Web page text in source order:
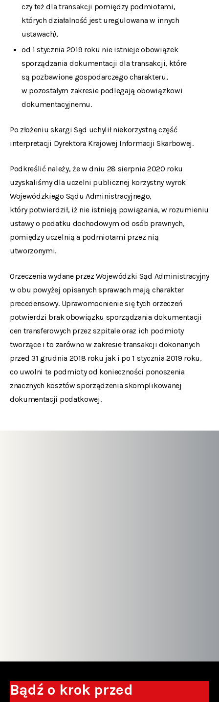
czy też dla transakcji pomiędzy podmiotami,
których działalność jest uregulowana w innych
ustawach),
od 1 stycznia 2019 roku nie istnieje obowiązek
sporządzania dokumentacji dla transakcji, które
są pozbawione gospodarczego charakteru,
w pozostałym zakresie podlegają obowiązkowi
dokumentacyjnemu.
Po złożeniu skargi Sąd uchylił niekorzystną część
interpretacji Dyrektora Krajowej Informacji Skarbowej.
Podkreślić należy, że w dniu 28 sierpnia 2020 roku
uzyskaliśmy dla uczelni publicznej korzystny wyrok
Wojewódzkiego Sądu Administracyjnego,
który potwierdził, iż nie istnieją powiązania, w rozumieniu
ustawy o podatku dochodowym od osób prawnych,
pomiędzy uczelnią a podmiotami przez nią
utworzonymi.
Orzeczenia wydane przez Wojewódzki Sąd Administracyjny
w obu powyżej opisanych sprawach mają charakter
precedensowy. Uprawomocnienie się tych orzeczeń
potwierdzi brak obowiązku sporządzania dokumentacji
cen transferowych przez szpitale oraz ich podmioty
tworzące i to zarówno w zakresie transakcji dokonanych
przed 31 grudnia 2018 roku jak i po 1 stycznia 2019 roku,
co uwolni te podmioty od konieczności ponoszenia
znacznych kosztów sporządzenia skomplikowanej
dokumentacji podatkowej.
Bądź o krok przed